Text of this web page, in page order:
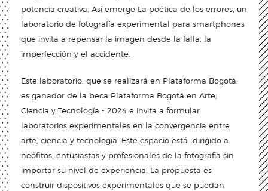
potencia creativa. Así emerge La poética de los errores, un
laboratorio de fotografía experimental para smartphones
que invita a repensar la imagen desde la falla, la
imperfección y el accidente.
Este laboratorio, que se realizará en Plataforma Bogotá,
es ganador de la beca Plataforma Bogotá en Arte,
Ciencia y Tecnología - 2024 e invita a formular
laboratorios experimentales en la convergencia entre
arte, ciencia y tecnología. Este espacio está dirigido a
neófitos, entusiastas y profesionales de la fotografía sin
importar su nivel de experiencia. La propuesta es
construir dispositivos experimentales que se puedan